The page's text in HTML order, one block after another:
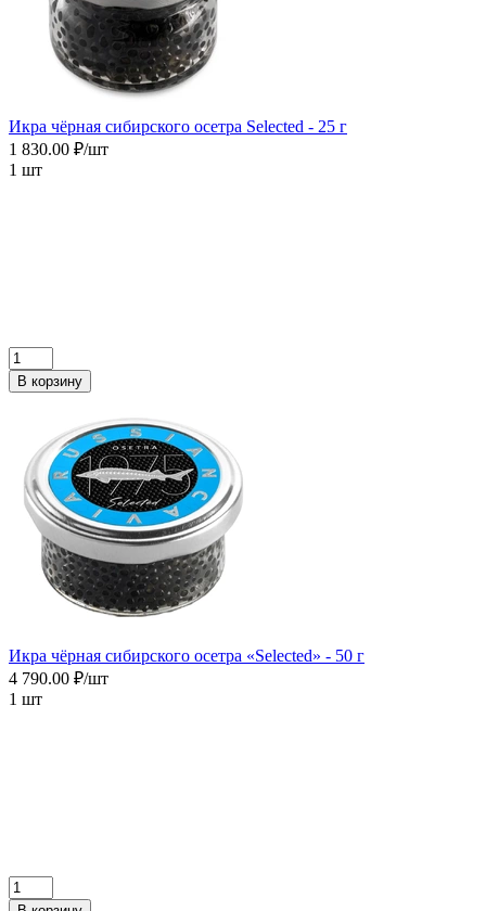
Икра чёрная сибирского осетра Selected - 25 г
1 830.00 ₽/шт
1 шт
В корзину
Икра чёрная сибирского осетра «Selected» - 50 г
4 790.00 ₽/шт
1 шт